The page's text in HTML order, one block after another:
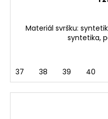
Materiál svršku:
syntetika,
37 38 39 40